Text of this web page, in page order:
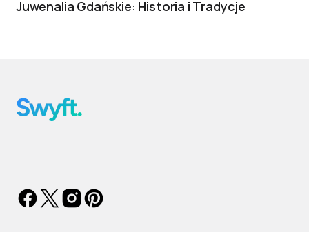
Juwenalia Gdańskie: Historia i Tradycje